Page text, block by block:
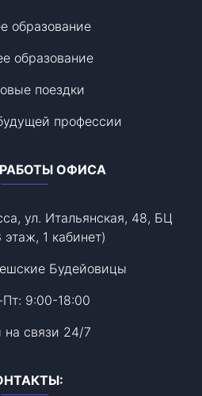
образование
образование
поездки
профессии
ОФИСА
ул. Итальянская, 48, БЦ
этаж, 1 кабинет)
Будейовицы
9:00-18:00
связи 24/7